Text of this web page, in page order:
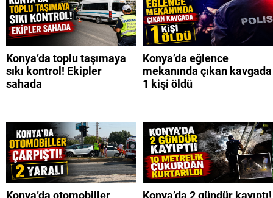
Konya’da toplu taşımaya
sıkı kontrol! Ekipler
sahada
Konya’da eğlence
mekanında çıkan kavgada
1 kişi öldü
Konya’da otomobiller
Konya’da 2 gündür kayıptı!